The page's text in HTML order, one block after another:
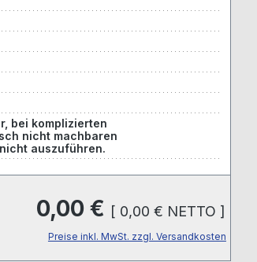
bei komplizierten
nicht machbaren
auszuführen.
0,00 € [ 0,00 € NETTO ]
Preise inkl. MwSt. zzgl. Versandkosten